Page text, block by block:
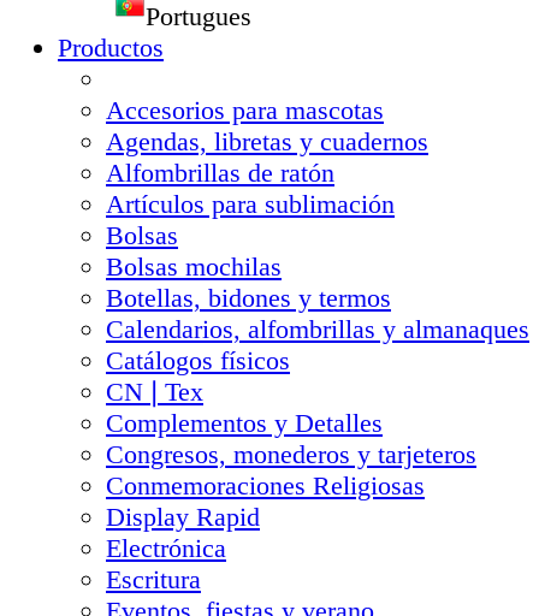
Portugues
Productos
Accesorios para mascotas
Agendas, libretas y cuadernos
Alfombrillas de ratón
Artículos para sublimación
Bolsas
Bolsas mochilas
Botellas, bidones y termos
Calendarios, alfombrillas y almanaques
Catálogos físicos
CN❘Tex
Complementos y Detalles
Congresos, monederos y tarjeteros
Conmemoraciones Religiosas
Display Rapid
Electrónica
Escritura